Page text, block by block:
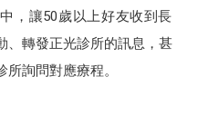
，讓50歲以上好友收到長
、轉發正光診所的訊息，甚
詢問對應療程。